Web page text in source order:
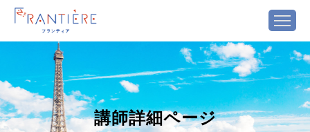
講師詳細ページ